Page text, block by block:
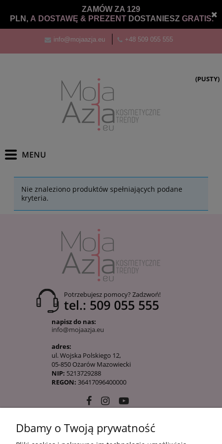
ZAMÓW ZA 129
PLN, A DOSTAWĘ & PREZENT DOSTANIESZ GRATIS.
info@mojaazja.eu +48 509 055 555
(PUSTY)
Nie znaleziono produktów spełniających podane
kryteria.
Potrzebujesz pomocy? Zadzwoń!
tel.: 509 055 555
napisz do nas:
info@mojaazja.eu
adres:
ul. Wojska Polskiego 12,
05-850 Ożarów Mazowiecki
NIP: 5213729288
REGON: 36417096400000
10 KROKÓW KOREAŃSKIEJ PIELĘGANCJI
Dbamy o Twoją prywatność